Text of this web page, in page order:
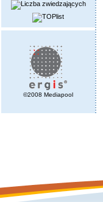
©2008 Mediapool